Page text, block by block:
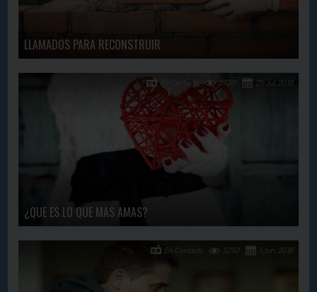
LLAMADOS PARA RECONSTRUIR
¿QUE ES LO QUE MAS AMAS?
25 Jul, 2018
2720
En Contacto
1 Jun, 2018
3292
En Contacto